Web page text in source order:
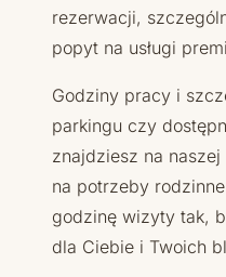
rezerwacji,
popyt na usługi
Godziny pracy i
parkingu czy
znajdziesz na
na potrzeby
godzinę wizyty tak,
dla Ciebie i Twoich